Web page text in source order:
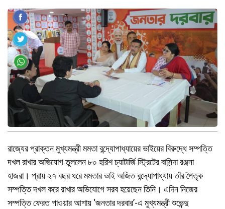
রাজ্যের প্রাক্তন মুখ্যমন্ত্রী মমতা বন্দ্যোপাধ্যায়ের ভাইয়ের বিরুদ্ধে সম্পত্তি
দখল রাখার অভিযোগ তুললেন ৮০ হরিশ চ্যাটার্জি স্ট্রিটের বাসিন্দা রঞ্জনা
হাজরা। প্রায় ২৭ বছর ধরে মমতার ভাই অজিত বন্দ্যোপাধ্যায় তাঁর পৈতৃক
সম্পত্তি দখল করে রাখার অভিযোগে সরব হয়েছেন তিনি। এদিন নিজের
সম্পত্তি ফেরত পাওয়ার আশায় ‘জনতার দরবার’-এ মুখ্যমন্ত্রী শুভেন্দু